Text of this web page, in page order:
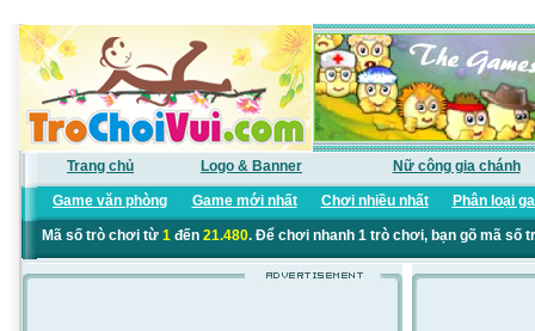
Trang chủ Logo & Banner Nữ công gia chánh
Game văn phòng Game mới nhất Chơi nhiều nhất Phân loại
Mã số trò chơi từ 1đến 21.480. Để chơi nhanh 1 trò chơi, bạn gõ mã số